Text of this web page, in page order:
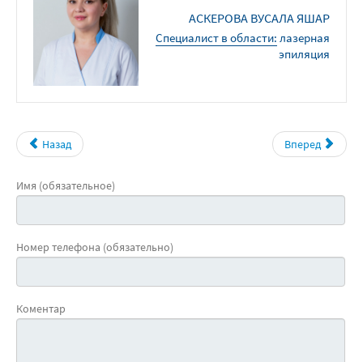
АСКЕРОВА ВУСАЛА ЯШАР
специалист в области: лазерная
эпиляция
Назад Вперед
Имя (обязательное)
Номер телефона (обязательно)
Коментар